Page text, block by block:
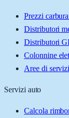
Prezzi
Distributori
Distributori
Colonnine
Aree di
Servizi auto
Calcola